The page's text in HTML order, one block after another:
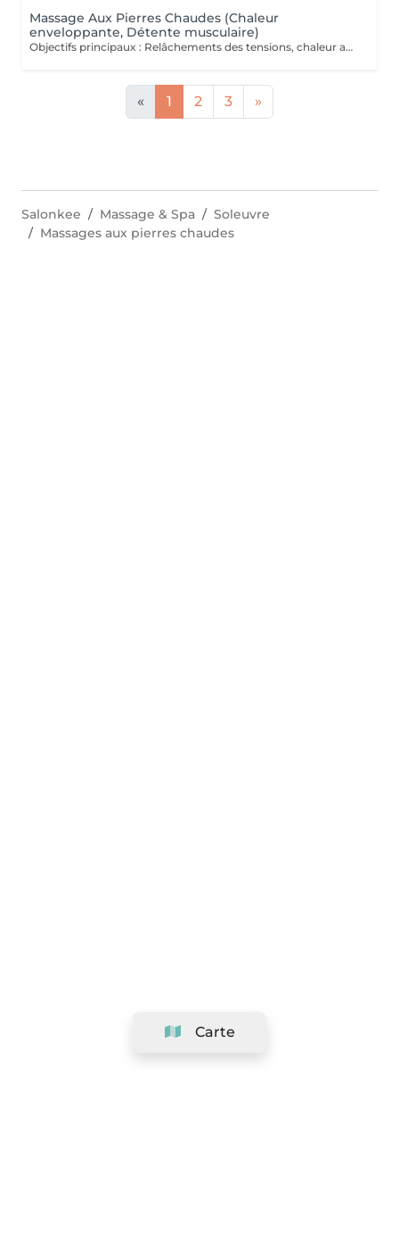
Massage Aux Pierres Chaudes (Chaleur
enveloppante, Détente musculaire)
Objectifs principaux : Relâchements des tensions, chaleur apaisante, détente profonde: Massage enveloppant réalisé à l'aide de pierres volcaniques chauffées, délicatement positionnées sur des points stratégiques du corps et utilisées pour effectuer des mouvements lents et fluides. La chaleur diffuse pénètre progressivement les tissus, assouplit les zones contractées et favorise une détente musculaire en profondeur. Véritable rituel de thermothérapie, ce soin exploite les bienfaits thérapeutiques de la chaleur pour stimuler la circulation, soutenir l'oxygénation des tissus et apaiser les tensions accumulées. Il procure une sensation immédiate de confort et d'équilibre, idéale en période de fatigue ou lorsque le corps a besoin d'être profondément réchauffé et revitalisé. Fréquence recommandée : Ponctuellement, ou toutes les 2 à 3 semaines dans le cadre d'un entretien régulier.
« 1 2 3 »
Carte
Salonkee Massage & Spa
Soleuvre
Massages aux pierres chaudes